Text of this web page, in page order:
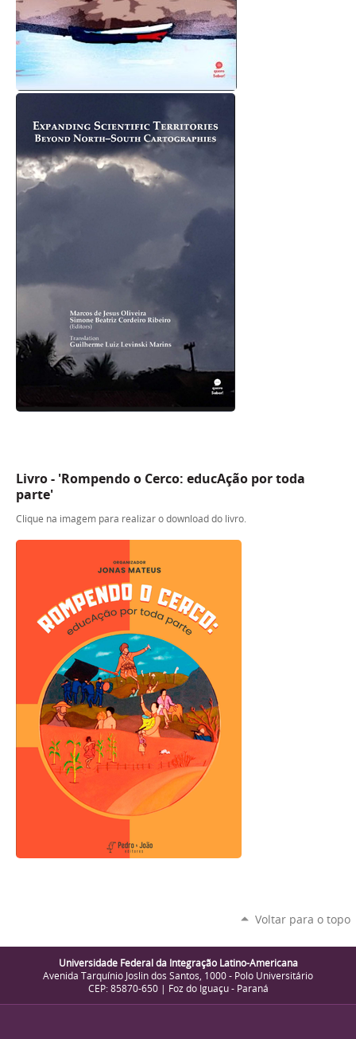
Livro - 'Rompendo o Cerco: educAção por toda
parte'
Clique na imagem para realizar o download do livro.
Voltar para o topo
Universidade Federal da Integração Latino-Americana
Avenida Tarquínio Joslin dos Santos, 1000 - Polo Universitário
CEP: 85870-650 | Foz do Iguaçu - Paraná